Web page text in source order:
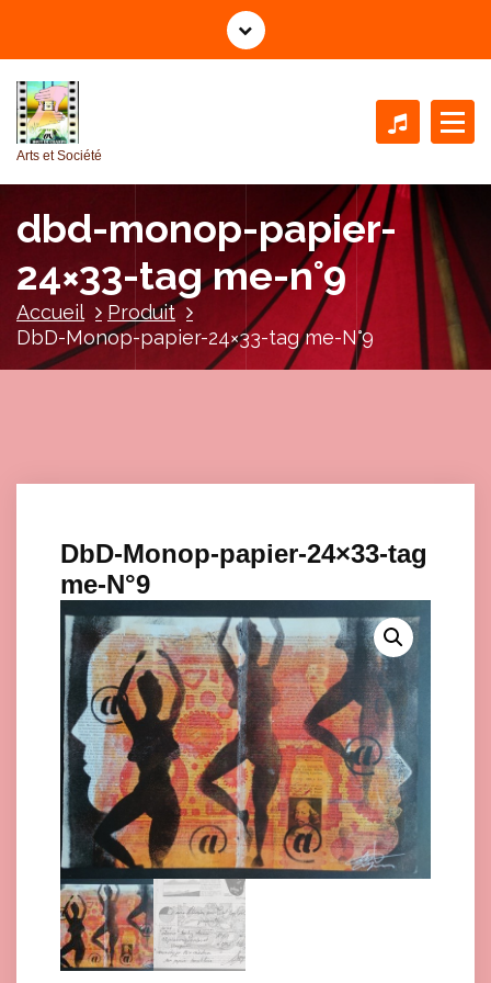
l
Arts et Société
dbd-monop-papier-
24×33-tag me-n°9
Accueil
Produit
DbD-Monop-papier-24×33-tag me-N°9
DbD-Monop-papier-24×33-tag
me-N°9